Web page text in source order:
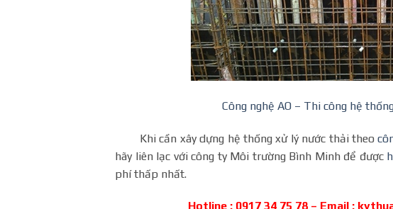
Công nghệ AO – Thi công hệ
Khi cần xây dựng hệ thống xử lý nước thải theo
hãy liên lạc với công ty Môi trường Bình Minh để được
phí thấp nhất.
Hotline : 0917 34 75 78 – Email :